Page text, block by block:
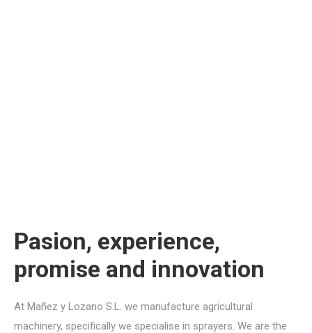
Pasion, experience,
promise and innovation
At Mañez y Lozano S.L. we manufacture agricultural
machinery, specifically we specialise in sprayers. We are the